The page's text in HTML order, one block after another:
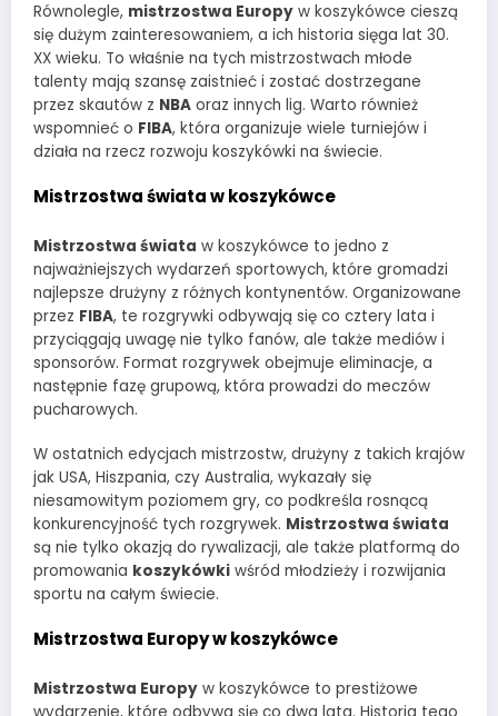
Równolegle, mistrzostwa Europy w koszykówce cieszą
się dużym zainteresowaniem, a ich historia sięga lat 30.
XX wieku. To właśnie na tych mistrzostwach młode
talenty mają szansę zaistnieć i zostać dostrzegane
przez skautów z NBA oraz innych lig. Warto również
wspomnieć o FIBA, która organizuje wiele turniejów i
działa na rzecz rozwoju koszykówki na świecie.
Mistrzostwa świata w koszykówce
Mistrzostwa świata w koszykówce to jedno z
najważniejszych wydarzeń sportowych, które gromadzi
najlepsze drużyny z różnych kontynentów. Organizowane
przez FIBA, te rozgrywki odbywają się co cztery lata i
przyciągają uwagę nie tylko fanów, ale także mediów i
sponsorów. Format rozgrywek obejmuje eliminacje, a
następnie fazę grupową, która prowadzi do meczów
pucharowych.
W ostatnich edycjach mistrzostw, drużyny z takich krajów
jak USA, Hiszpania, czy Australia, wykazały się
niesamowitym poziomem gry, co podkreśla rosnącą
konkurencyjność tych rozgrywek. Mistrzostwa świata
są nie tylko okazją do rywalizacji, ale także platformą do
promowania koszykówki wśród młodzieży i rozwijania
sportu na całym świecie.
Mistrzostwa Europy w koszykówce
Mistrzostwa Europy w koszykówce to prestiżowe